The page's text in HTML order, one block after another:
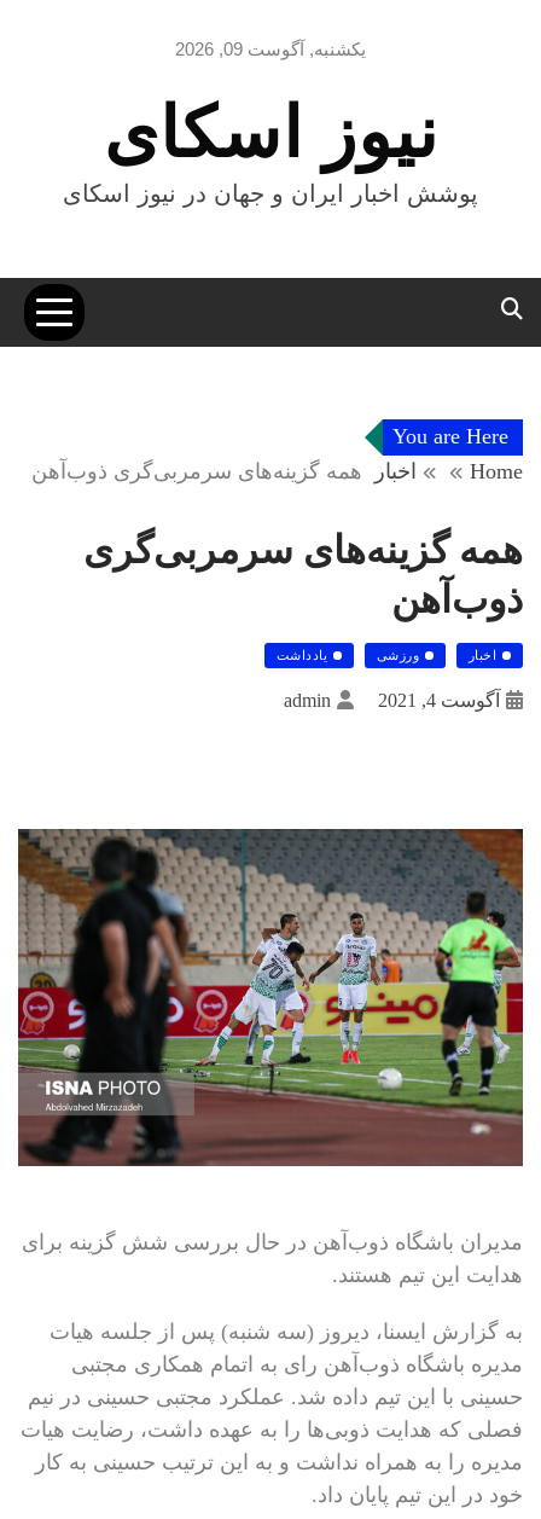
یکشنبه, آگوست 09, 2026
نیوز اسکای
پوشش اخبار ایران و جهان در نیوز اسکای
You are Here
Home
اخبار همه گزینه‌های سرمربی‌گری ذوب‌آهن
همه گزینه‌های سرمربی‌گری
ذوب‌آهن
اخبار ورزشی یادداشت
آگوست 4, 2021 admin
مدیران باشگاه ذوب‌آهن در حال بررسی شش گزینه برای
هدایت این تیم هستند.
به گزارش ایسنا، دیروز (سه شنبه) پس از جلسه هیات
مدیره باشگاه ذوب‌آهن رای به اتمام همکاری مجتبی
حسینی با این تیم داده شد. عملکرد مجتبی حسینی در نیم
فصلی که هدایت ذوبی‌ها را به عهده داشت، رضایت هیات
مدیره را به همراه نداشت و به این ترتیب حسینی به کار
خود در این تیم پایان داد.